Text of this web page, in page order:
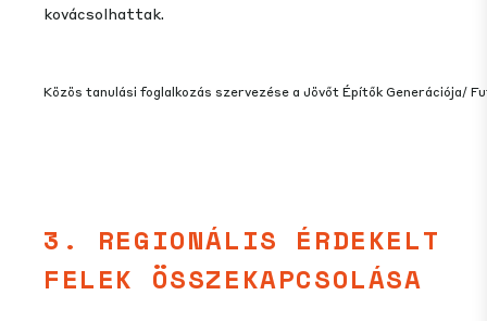
kovácsolhattak.
Közös tanulási foglalkozás szervezése a Jövőt Építők Generációja/
3. REGIONÁLIS ÉRDEKELT
FELEK ÖSSZEKAPCSOLÁSA